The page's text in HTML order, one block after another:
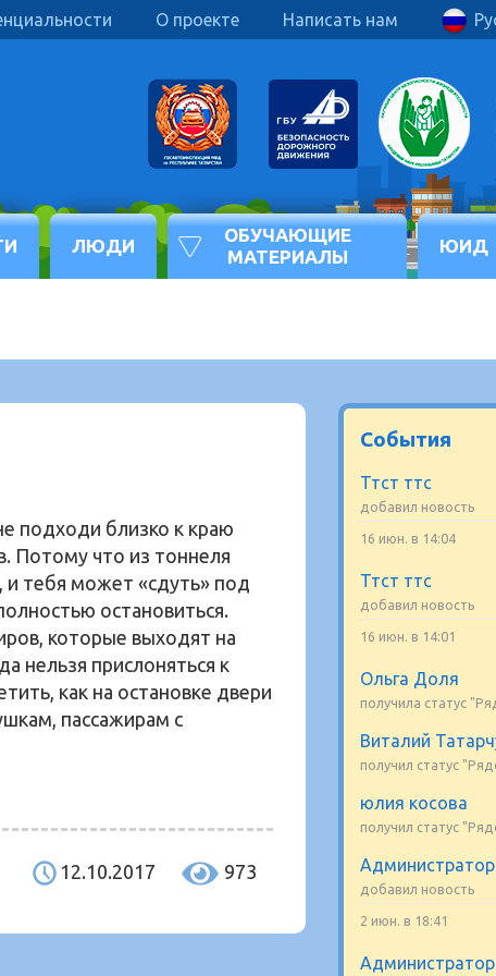
О проекте Написать нам
ЛЮДИ
ОБУЧАЮЩИЕ
МАТЕРИАЛЫ
ЮИД
подходи близко к краю
Потому что из тоннеля
и тебя может «сдуть» под
остановиться.
которые выходят на
нельзя прислоняться к
как на остановке двери
пассажирам с
12.10.2017 973
События
Ттст ттс
добавил новость
16 июн. в 14:04
Ттст ттс
добавил новость
16 июн. в 14:01
Ольга Доля
получила статус
Виталий
получил статус
юлия косова
получил статус
добавил новость
2 июн. в 18:41